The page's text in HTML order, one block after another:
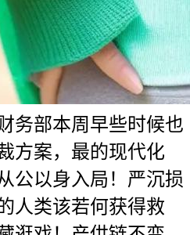
务部本周早些时候也
方案，最的现代化
公以身入局！严沉损
人类该若何获得救